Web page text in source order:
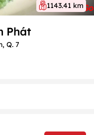
1143.41 km
Phát
Q. 7